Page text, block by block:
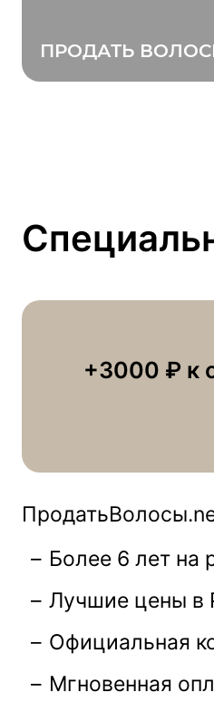
ПРОДАТЬ
+3000 ₽ к
Более 6 лет на
Лучшие цены в
Официальная
Мгновенная